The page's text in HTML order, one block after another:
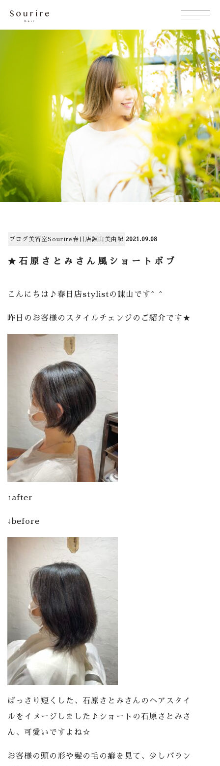
ブログ美容室Sourire春日店諌山美由紀 2021.09.08
★石原さとみさん風ショートボブ
こんにちは♪春日店stylistの諌山です^ ^
昨日のお客様のスタイルチェンジのご紹介です★
↑after
↓before
ばっさり短くした、石原さとみさんのヘアスタイ
ルをイメージしました♪ショートの石原さとみさ
ん、可愛いですよね☆
お客様の頭の形や髪の毛の癖を見て、少しバラン